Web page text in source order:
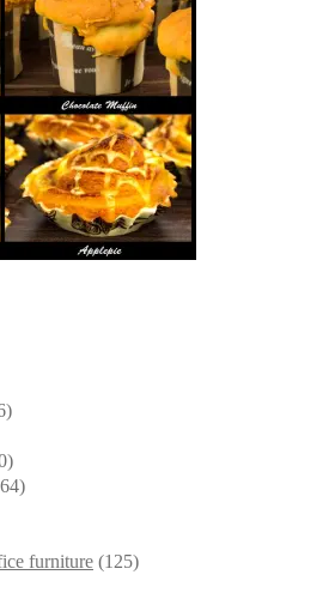
furniture (125)